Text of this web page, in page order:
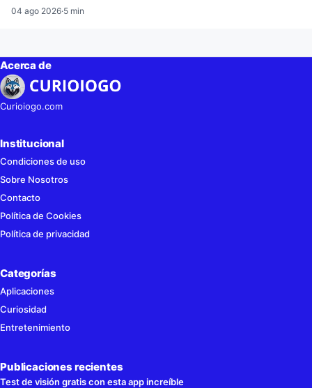
04 ago 2026·5 min
Acerca de
Curioiogo.com
Institucional
Condiciones de uso
Sobre Nosotros
Contacto
Política de Cookies
Política de privacidad
Categorías
Aplicaciones
Curiosidad
Entretenimiento
Publicaciones recientes
Test de visión gratis con esta app increíble